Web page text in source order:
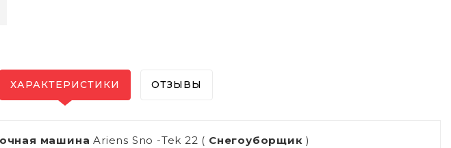
ХАРАКТЕРИСТИКИ ОТЗЫВЫ
машина Ariens Sno -Tek 22 ( Снегоуборщик )